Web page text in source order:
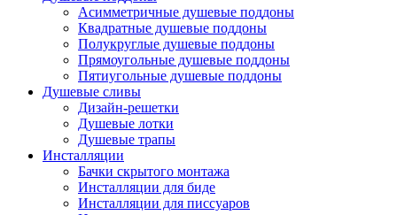
Асимметричные душевые поддоны
Квадратные душевые поддоны
Полукруглые душевые поддоны
Прямоугольные душевые поддоны
Пятиугольные душевые поддоны
Душевые сливы
Дизайн-решетки
Душевые лотки
Душевые трапы
Инсталляции
Бачки скрытого монтажа
Инсталляции для биде
Инсталляции для писсуаров